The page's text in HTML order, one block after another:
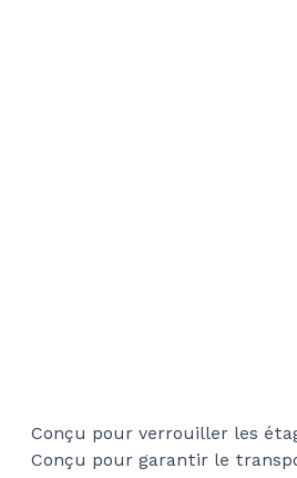
Conçu pour verrouiller les
Conçu pour garantir le